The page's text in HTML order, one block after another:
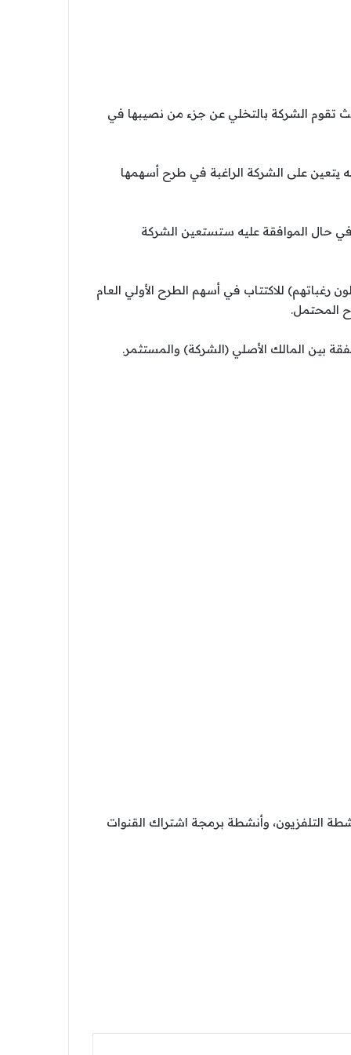
تقوم الشركة بالتخلي عن جزء من نصيبها في
يتعين على الشركة الراغبة في طرح أسهمها
حال الموافقة عليه ستستعين الشركة
رغباتهم) للاكتتاب في أسهم الطرح الأولي العام
المحتمل.
بين المالك الأصلي (الشركة) والمستثمر.
التلفزيون، وأنشطة برمجة اشتراك القنوات